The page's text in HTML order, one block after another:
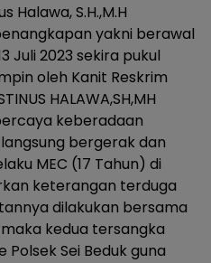
Halawa, S.H.,M.H
yakni berawal
Juli 2023 sekira pukul
oleh Kanit Reskrim
HALAWA,SH,MH
keberadaan
bergerak dan
MEC (17 Tahun) di
keterangan terduga
dilakukan bersama
kedua tersangka
Sei Beduk guna